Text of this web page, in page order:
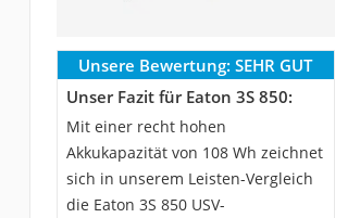
Unsere Bewertung: SEHR GUT
Unser Fazit für Eaton 3S 850:
Mit einer recht hohen
Akkukapazität von 108 Wh zeichnet
sich in unserem Leisten-Vergleich
die Eaton 3S 850 USV-